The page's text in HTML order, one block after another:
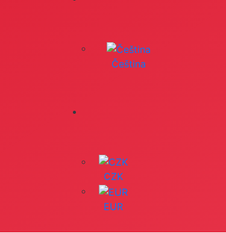
Čeština
CZK
EUR